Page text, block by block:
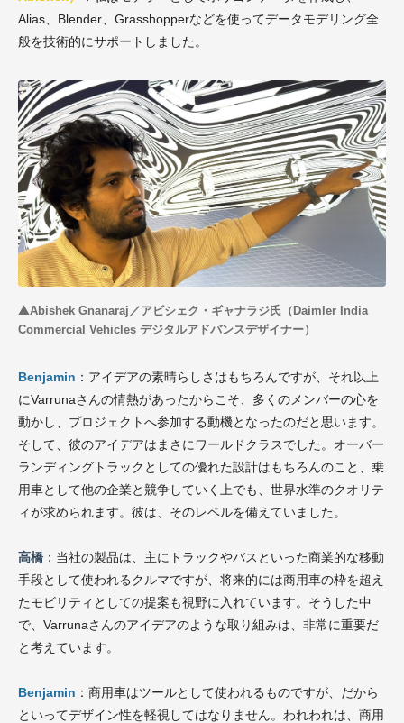
Alias、Blender、Grasshopperなどを使ってデータモデリング全
般を技術的にサポートしました。
▲Abishek Gnanaraj／アビシェク・ギャナラジ氏（Daimler India
Commercial Vehicles デジタルアドバンスデザイナー）
Benjamin ：アイデアの素晴らしさはもちろんですが、それ以上
にVarrunaさんの情熱があったからこそ、多くのメンバーの心を
動かし、プロジェクトへ参加する動機となったのだと思います。
そして、彼のアイデアはまさにワールドクラスでした。オーバー
ランディングトラックとしての優れた設計はもちろんのこと、乗
用車として他の企業と競争していく上でも、世界水準のクオリテ
ィが求められます。彼は、そのレベルを備えていました。
高橋 ：当社の製品は、主にトラックやバスといった商業的な移動
手段として使われるクルマですが、将来的には商用車の枠を超え
たモビリティとしての提案も視野に入れています。そうした中
で、Varrunaさんのアイデアのような取り組みは、非常に重要だ
と考えています。
Benjamin ：商用車はツールとして使われるものですが、だから
といってデザイン性を軽視してはなりません。われわれは、商用